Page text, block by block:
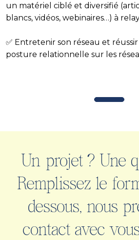
un matériel ciblé et diversifié
blancs, vidéos, webinaires…) à
✅ Entretenir son réseau et réussir
posture relationnelle sur les
Un projet ? Une
Remplissez le
dessous, nous
contact avec